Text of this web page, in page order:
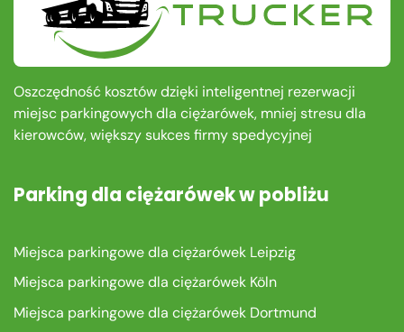
Oszczędność kosztów dzięki inteligentnej rezerwacji
miejsc parkingowych dla ciężarówek, mniej stresu dla
kierowców, większy sukces firmy spedycyjnej
Parking dla ciężarówek w pobliżu
Miejsca parkingowe dla ciężarówek Leipzig
Miejsca parkingowe dla ciężarówek Köln
Miejsca parkingowe dla ciężarówek Dortmund